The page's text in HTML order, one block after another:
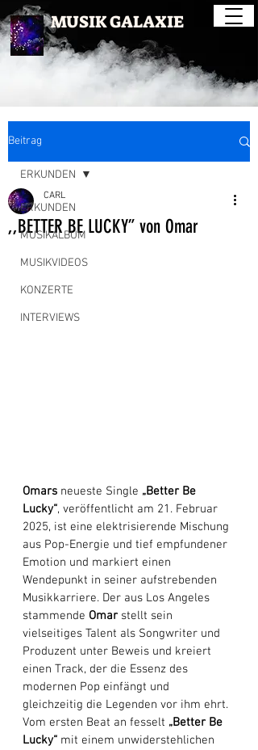
MUSIK GALAXIE
Beitrag
ERKUNDEN
MUSIKALBUM
MUSIKVIDEOS
KONZERTE
INTERVIEWS
ERKUNDEN
,,BETTER BE LUCKY” von Omar
CARL
Omars neueste Single „Better Be
Lucky“, veröffentlicht am 21. Februar
2025, ist eine elektrisierende Mischung
aus Pop-Energie und tief empfundener
Emotion und markiert einen
Wendepunkt in seiner aufstrebenden
Musikkarriere. Der aus Los Angeles
stammende Omar stellt sein
vielseitiges Talent als Songwriter und
Produzent unter Beweis und kreiert
einen Track, der die Essenz des
modernen Pop einfängt und
gleichzeitig die Legenden vor ihm ehrt.
Vom ersten Beat an fesselt „Better Be
Lucky“ mit einem unwiderstehlichen